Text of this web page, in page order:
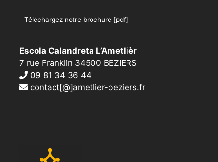
Téléchargez notre brochure [pdf]
Escola Calandreta L’Ametlièr
7 rue Franklin 34500 BEZIERS
09 81 34 36 44
contact[@]ametlier-beziers.fr